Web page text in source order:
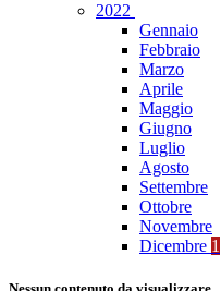
2022
Gennaio
Febbraio
Marzo
Aprile
Maggio
Giugno
Luglio
Agosto
Settembre
Ottobre
Novembre
Dicembre 1